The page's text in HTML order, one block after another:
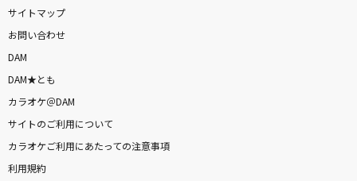
愛くださいませ
言葉のいらない約束
sana
サイトマップ
お問い合わせ
DAM
DAM★とも
カラオケ＠DAM
サイトのご利用について
カラオケご利用にあたっての注意事項
利用規約